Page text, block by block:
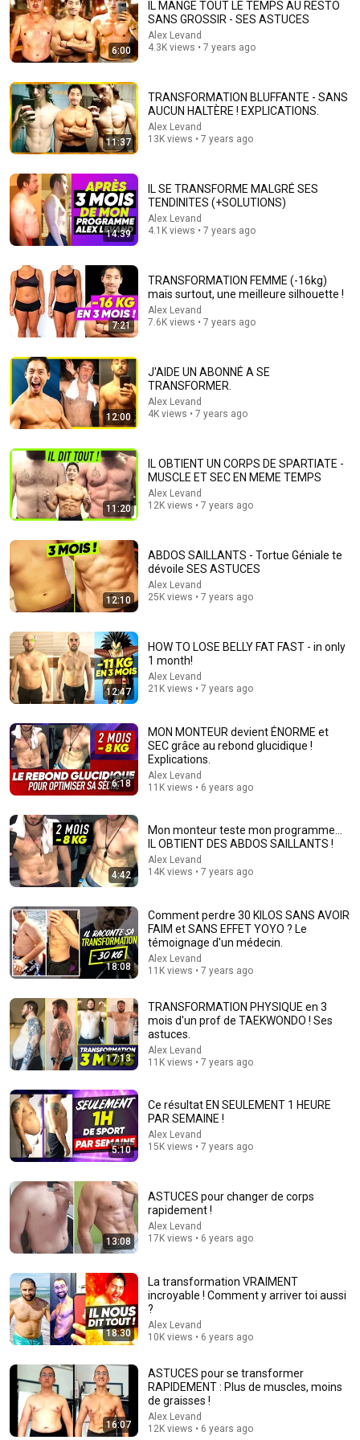
Comment...
How I lost 17 lbs while gaining muscle at 48 (physical
transformation)
Monsport06
Auto-dubbed
90K views
Pourquoi TOUS les Japonais sont de plus en plus
pauvres ? (il y a un coupable)
Louis-San
New 232K views
Why Your Belly Fat Won't Go Away (The Truth Finally
Explained!)
Fitness TM
New
24K views
Will She BURN Him Like His Ex? | UDY Loyalty Test
UDY
New 1.4M views
Street Workout 2026: The ULTIMATE Guide to Getting
Started and Transforming Your Body (Beginner t...
Gravi_john
Auto-dubbed
3.3K views
6:00
IL MANGE TOUT LE TEMPS AU RESTO
SANS GROSSIR - SES ASTUCES
Alex Levand
4.3K views • 7 years ago
11:37
TRANSFORMATION BLUFFANTE - SANS
AUCUN HALTÈRE ! EXPLICATIONS.
Alex Levand
13K views • 7 years ago
14:39
IL SE TRANSFORME MALGRÉ SES
TENDINITES (+SOLUTIONS)
Alex Levand
4.1K views • 7 years ago
7:21
TRANSFORMATION FEMME (-16kg)
mais surtout, une meilleure silhouette !
Alex Levand
7.6K views • 7 years ago
12:00
J'AIDE UN ABONNÉ A SE
TRANSFORMER.
Alex Levand
4K views • 7 years ago
11:20
IL OBTIENT UN CORPS DE SPARTIATE -
MUSCLE ET SEC EN MEME TEMPS
Alex Levand
12K views • 7 years ago
12:10
ABDOS SAILLANTS - Tortue Géniale te
dévoile SES ASTUCES
Alex Levand
25K views • 7 years ago
12:47
HOW TO LOSE BELLY FAT FAST - in only
1 month!
Alex Levand
21K views • 7 years ago
6:18
MON MONTEUR devient ÉNORME et
SEC grâce au rebond glucidique !
Explications.
Alex Levand
11K views • 6 years ago
4:42
Mon monteur teste mon programme...
IL OBTIENT DES ABDOS SAILLANTS !
Alex Levand
14K views • 7 years ago
18:08
Comment perdre 30 KILOS SANS AVOIR
FAIM et SANS EFFET YOYO ? Le
témoignage d'un médecin.
Alex Levand
11K views • 7 years ago
17:13
TRANSFORMATION PHYSIQUE en 3
mois d'un prof de TAEKWONDO ! Ses
astuces.
Alex Levand
11K views • 7 years ago
5:10
Ce résultat EN SEULEMENT 1 HEURE
PAR SEMAINE !
Alex Levand
15K views • 7 years ago
13:08
ASTUCES pour changer de corps
rapidement !
Alex Levand
17K views • 6 years ago
18:30
La transformation VRAIMENT
incroyable ! Comment y arriver toi aussi
?
Alex Levand
10K views • 6 years ago
16:07
ASTUCES pour se transformer
RAPIDEMENT : Plus de muscles, moins
de graisses !
Alex Levand
12K views • 6 years ago